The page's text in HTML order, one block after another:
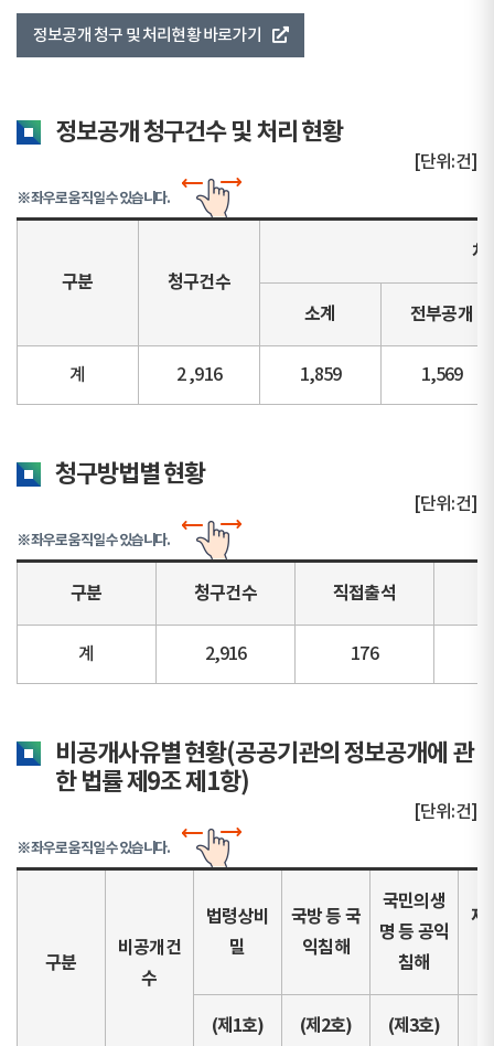
정보공개 청구 및 처리현황 바로가기
정보공개 청구건수 및 처리 현황
[단위:건]
※ 좌우로 움직일 수 있습니다.
구분 청구건수
처
소계 전부공개
계 2 ,916 1,859 1,569
청구방법별 현황
[단위:건]
※ 좌우로 움직일 수 있습니다.
구분 청구건수 직접출석
계 2,916 176
비공개사유별 현황(공공기관의 정보공개에 관
한 법률 제9조 제1항)
[단위:건]
※ 좌우로 움직일 수 있습니다.
구분
비공개건
수
법령상비
밀
국방 등 국
익침해
국민의생
명 등 공익
침해
재
(제1호) (제2호) (제3호)